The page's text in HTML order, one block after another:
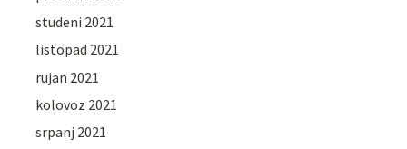
studeni 2021
listopad 2021
rujan 2021
kolovoz 2021
srpanj 2021